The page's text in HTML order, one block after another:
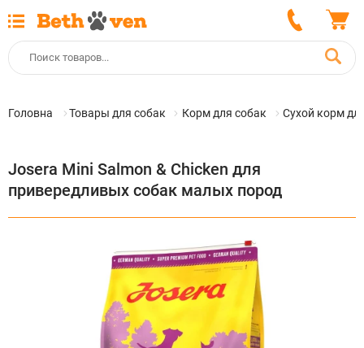
Головна Товары для собак Корм для собак Сухой корм
Josera Mini Salmon & Chicken для
привередливых собак малых пород